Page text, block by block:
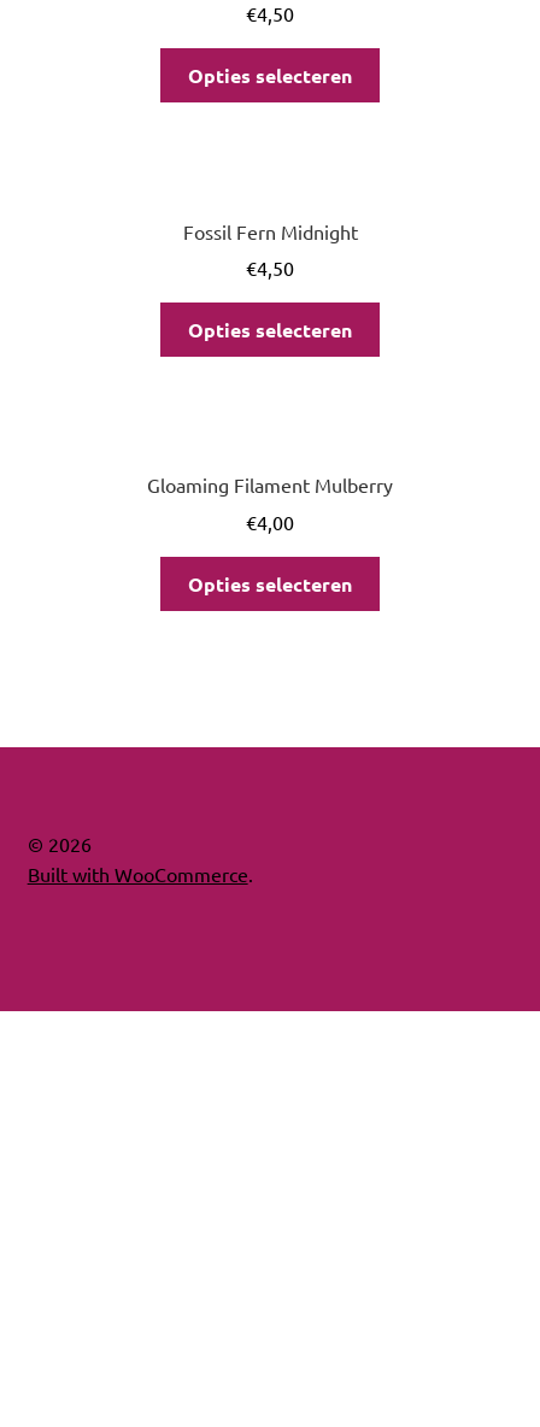
€4,50
Opties selecteren
Fossil Fern Midnight
€4,50
Opties selecteren
Gloaming Filament Mulberry
€4,00
Opties selecteren
© 2026
Built with WooCommerce